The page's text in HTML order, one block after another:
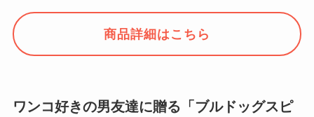
商品詳細はこちら
ワンコ好きの男友達に贈る「ブルドッグスピ